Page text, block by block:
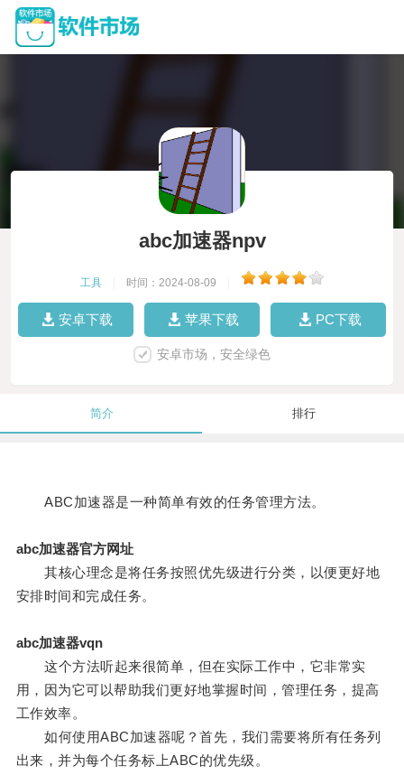
abc加速器npv
工具 时间：2024-08-09
安卓下载 苹果下载 PC下载
安卓市场，安全绿色
简介 排行
ABC加速器是一种简单有效的任务管理方法。
abc加速器官方网址
其核心理念是将任务按照优先级进行分类，以便更好地
安排时间和完成任务。
abc加速器vqn
这个方法听起来很简单，但在实际工作中，它非常实
用，因为它可以帮助我们更好地掌握时间，管理任务，提高
工作效率。
如何使用ABC加速器呢？首先，我们需要将所有任务列
出来，并为每个任务标上ABC的优先级。